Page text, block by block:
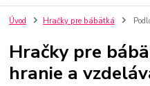
Úvod Hračky pre bábätká
Hračky pre
hranie a